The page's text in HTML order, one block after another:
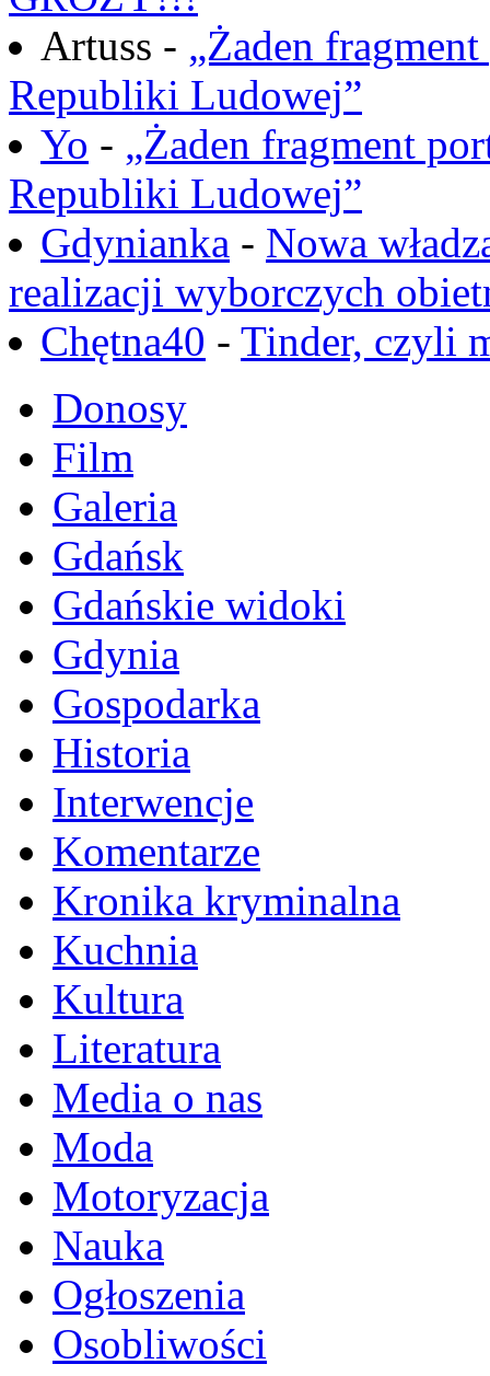
Artuss - „Żaden
Republiki Ludowej”
Yo - „Żaden fragment
Republiki Ludowej”
Gdynianka - Nowa
realizacji wyborczych
Chętna40 - Tinder, czyli
Donosy
Film
Galeria
Gdańsk
Gdańskie widoki
Gdynia
Gospodarka
Historia
Interwencje
Komentarze
Kronika kryminalna
Kuchnia
Kultura
Literatura
Media o nas
Moda
Motoryzacja
Nauka
Ogłoszenia
Osobliwości